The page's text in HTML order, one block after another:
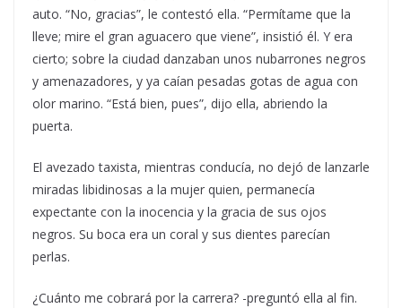
auto. “No, gracias”, le contestó ella. “Permítame que la
lleve; mire el gran aguacero que viene”, insistió él. Y era
cierto; sobre la ciudad danzaban unos nubarrones negros
y amenazadores, y ya caían pesadas gotas de agua con
olor marino. “Está bien, pues”, dijo ella, abriendo la
puerta.
El avezado taxista, mientras conducía, no dejó de lanzarle
miradas libidinosas a la mujer quien, permanecía
expectante con la inocencia y la gracia de sus ojos
negros. Su boca era un coral y sus dientes parecían
perlas.
¿Cuánto me cobrará por la carrera? -preguntó ella al fin.